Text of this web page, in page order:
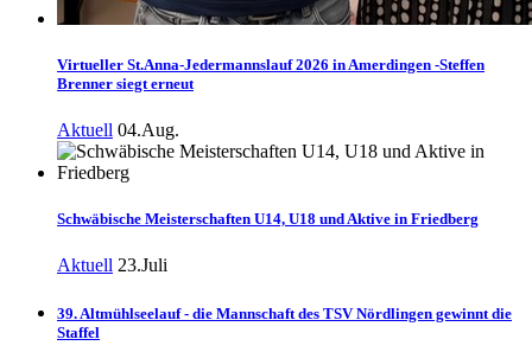
Virtueller St.Anna-Jedermannslauf 2026 in Amerdingen -Steffen
Brenner siegt erneut
Aktuell 04.Aug.
Schwäbische Meisterschaften U14, U18 und Aktive in Friedberg
Aktuell 23.Juli
39. Altmühlseelauf - die Mannschaft des TSV Nördlingen gewinnt die
Staffel